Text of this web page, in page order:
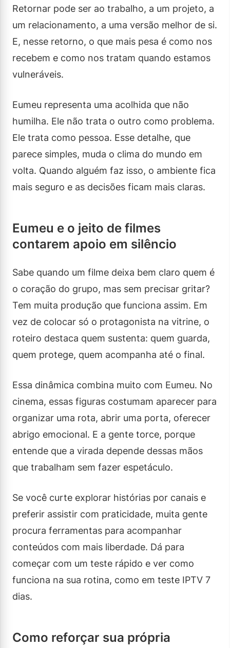
Retornar pode ser ao trabalho, a um projeto, a
um relacionamento, a uma versão melhor de si.
E, nesse retorno, o que mais pesa é como nos
recebem e como nos tratam quando estamos
vulneráveis.
Eumeu representa uma acolhida que não
humilha. Ele não trata o outro como problema.
Ele trata como pessoa. Esse detalhe, que
parece simples, muda o clima do mundo em
volta. Quando alguém faz isso, o ambiente fica
mais seguro e as decisões ficam mais claras.
Eumeu e o jeito de filmes
contarem apoio em silêncio
Sabe quando um filme deixa bem claro quem é
o coração do grupo, mas sem precisar gritar?
Tem muita produção que funciona assim. Em
vez de colocar só o protagonista na vitrine, o
roteiro destaca quem sustenta: quem guarda,
quem protege, quem acompanha até o final.
Essa dinâmica combina muito com Eumeu. No
cinema, essas figuras costumam aparecer para
organizar uma rota, abrir uma porta, oferecer
abrigo emocional. E a gente torce, porque
entende que a virada depende dessas mãos
que trabalham sem fazer espetáculo.
Se você curte explorar histórias por canais e
preferir assistir com praticidade, muita gente
procura ferramentas para acompanhar
conteúdos com mais liberdade. Dá para
começar com um teste rápido e ver como
funciona na sua rotina, como em teste IPTV 7
dias.
Como reforçar sua própria